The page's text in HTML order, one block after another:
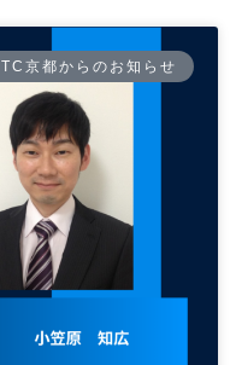
ITC京都からのお知らせ